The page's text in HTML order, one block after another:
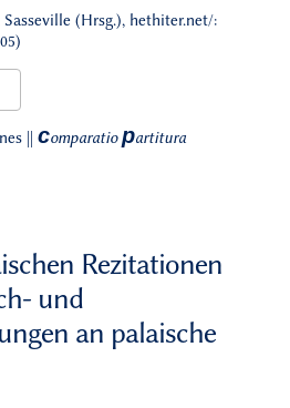
(Hrsg.), hethiter.net/:
comparatiopartitura
Rezitationen
und
an palaische